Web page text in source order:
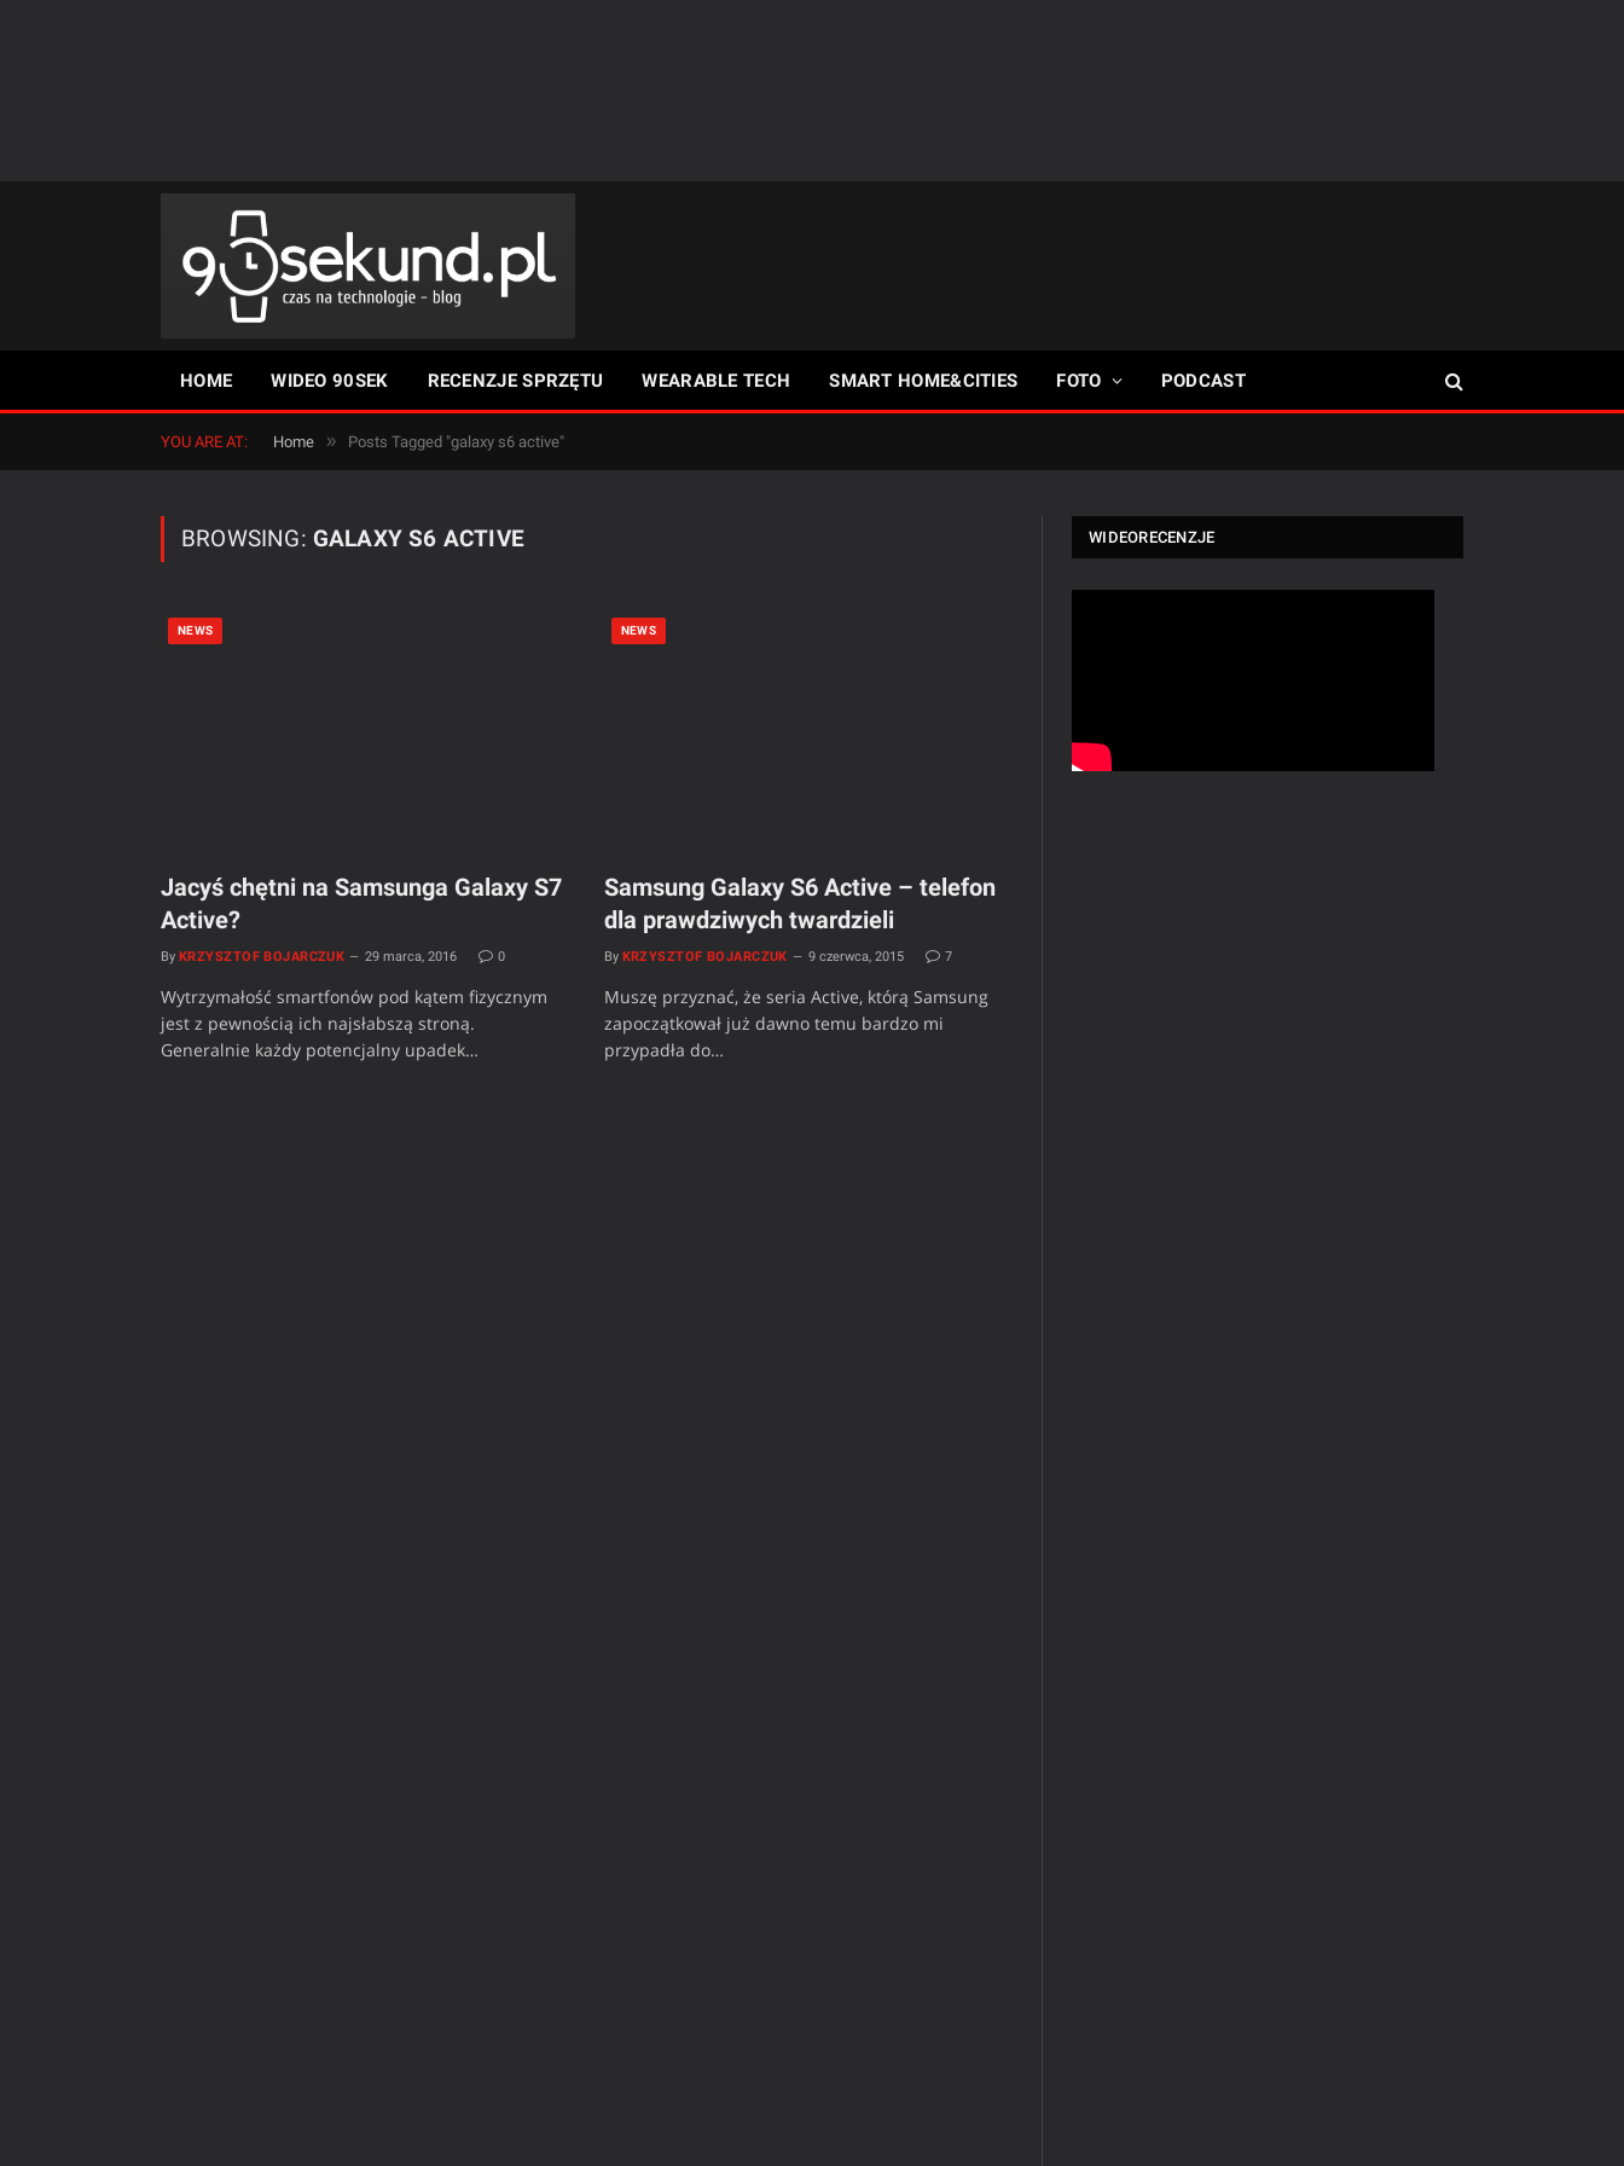
HOME WIDEO 90SEK RECENZJE SPRZĘTU WEARABLE TECH SMART HOME&CITIES FOTO PODCAST
YOU ARE AT: Home » Posts Tagged "galaxy s6 active"
BROWSING: GALAXY S6 ACTIVE
NEWS
Jacyś chętni na Samsunga Galaxy S7
Active?
By KRZYSZTOF BOJARCZUK 29 marca, 2016 0
Wytrzymałość smartfonów pod kątem fizycznym
jest z pewnością ich najsłabszą stroną.
Generalnie każdy potencjalny upadek…
NEWS
Samsung Galaxy S6 Active – telefon
dla prawdziwych twardzieli
By KRZYSZTOF BOJARCZUK 9 czerwca, 2015 7
Muszę przyznać, że seria Active, którą Samsung
zapoczątkował już dawno temu bardzo mi
przypadła do…
WIDEORECENZJE